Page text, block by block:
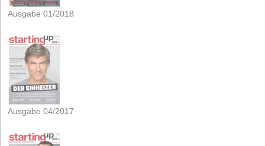
Ausgabe 01/2018
Ausgabe 04/2017